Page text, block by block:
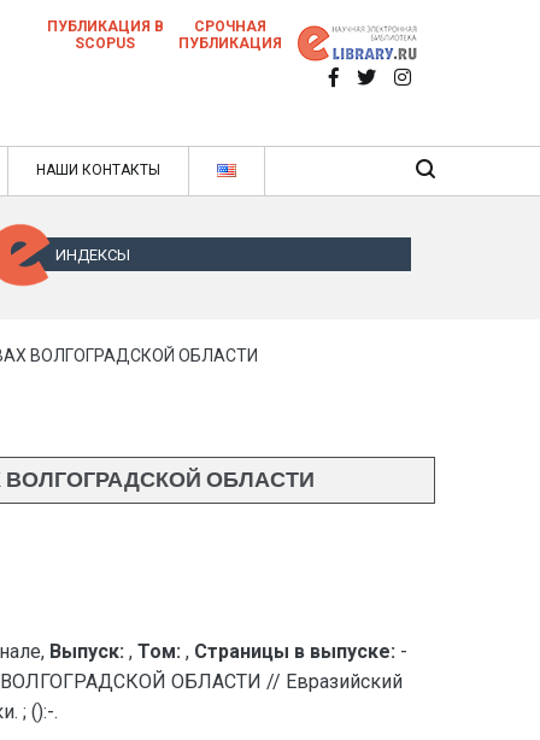
статей в ежемесячном научном
научном журнале
ПУБЛИКАЦИЯ В
SCOPUS
СРОЧНАЯ
ПУБЛИКАЦИЯ
НАШИ КОНТАКТЫ
ИНДЕКСЫ
ВОЛГОГРАДСКОЙ ОБЛАСТИ
ОБЛАСТИ
Выпуск: , Том: , Страницы в выпуске: -
ОБЛАСТИ // Евразийский
; ():-.